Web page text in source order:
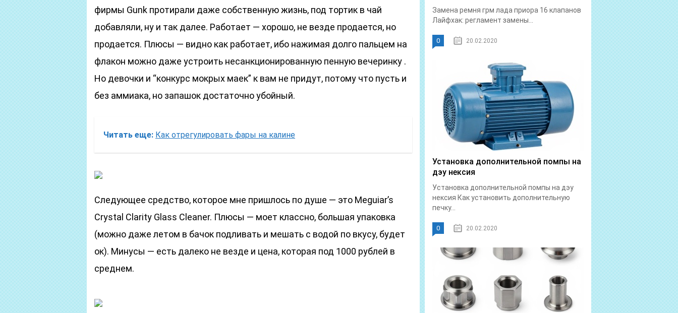
фирмы Gunk протирали даже собственную жизнь, под тортик в чай
добавляли, ну и так далее. Работает — хорошо, не везде продается, но
продается. Плюсы — видно как работает, ибо нажимая долго пальцем на
флакон можно даже устроить несанкционированную пенную вечеринку .
Но девочки и “конкурс мокрых маек” к вам не придут, потому что пусть и
без аммиака, но запашок достаточно убойный.
Читать еще: Как отрегулировать фары на калине
Следующее средство, которое мне пришлось по душе — это Meguiar’s
Crystal Clarity Glass Cleaner. Плюсы — моет классно, большая упаковка
(можно даже летом в бачок подливать и мешать с водой по вкусу, будет
ок). Минусы — есть далеко не везде и цена, которая под 1000 рублей в
среднем.
Замена ремня грм лада приора 16 клапанов
Лайфхак: регламент замены...
0 20.02.2020
Установка дополнительной помпы на
дэу нексия
Установка дополнительной помпы на дэу
нексия Как установить дополнительную
печку...
0 20.02.2020